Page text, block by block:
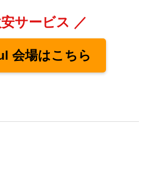
サービス ／
会場はこちら